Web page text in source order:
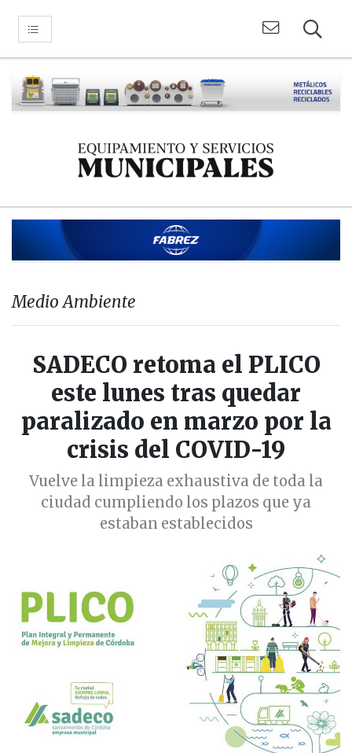
Medio Ambiente
SADECO retoma el PLICO
este lunes tras quedar
paralizado en marzo por la
crisis del COVID-19
Vuelve la limpieza exhaustiva de toda la
ciudad cumpliendo los plazos que ya
estaban establecidos